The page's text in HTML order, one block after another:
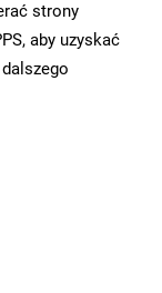
strony
aby uzyskać